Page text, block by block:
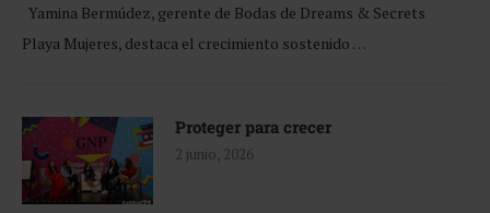
Yamina Bermúdez, gerente de Bodas de Dreams & Secrets
Playa Mujeres, destaca el crecimiento sostenido …
Proteger para crecer
2 junio, 2026